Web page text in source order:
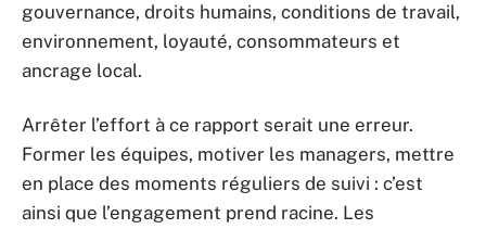
gouvernance, droits humains, conditions de travail,
environnement, loyauté, consommateurs et
ancrage local.
Arrêter l’effort à ce rapport serait une erreur.
Former les équipes, motiver les managers, mettre
en place des moments réguliers de suivi : c’est
ainsi que l’engagement prend racine. Les